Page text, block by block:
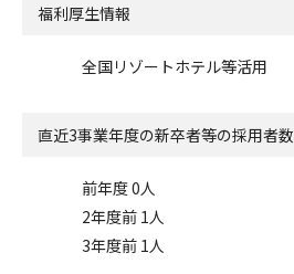
福利厚生情報
全国リゾートホテル等活用
直近3事業年度の新卒者等の採用者数
前年度 0人
2年度前 1人
3年度前 1人